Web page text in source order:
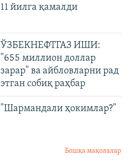
11 йилга қамалди
ЎЗБЕКНЕФТГАЗ ИШИ:
"655 миллион доллар
зарар" ва айбловларни рад
этган собиқ раҳбар
"Шармандали ҳокимлар?"
Бошқа мақолалар